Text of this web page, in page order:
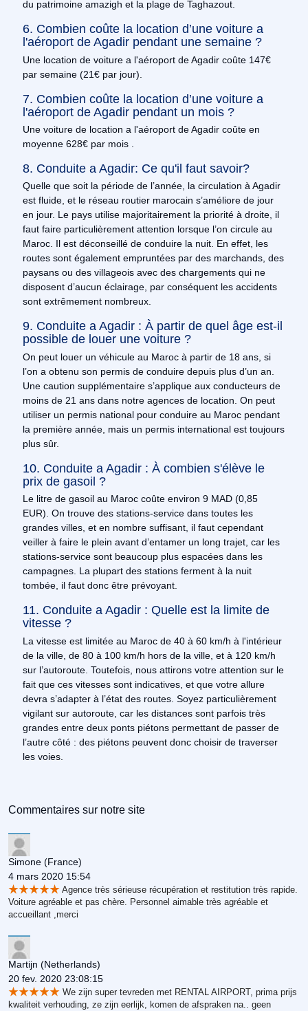
du patrimoine amazigh et la plage de Taghazout.
6. Combien coûte la location d’une voiture a
l'aéroport de Agadir pendant une semaine ?
Une location de voiture a l'aéroport de Agadir coûte 147€
par semaine (21€ par jour).
7. Combien coûte la location d’une voiture a
l'aéroport de Agadir pendant un mois ?
Une voiture de location a l'aéroport de Agadir coûte en
moyenne 628€ par mois .
8. Conduite a Agadir: Ce qu'il faut savoir?
Quelle que soit la période de l’année, la circulation à Agadir
est fluide, et le réseau routier marocain s’améliore de jour
en jour. Le pays utilise majoritairement la priorité à droite, il
faut faire particulièrement attention lorsque l’on circule au
Maroc. Il est déconseillé de conduire la nuit. En effet, les
routes sont également empruntées par des marchands, des
paysans ou des villageois avec des chargements qui ne
disposent d’aucun éclairage, par conséquent les accidents
sont extrêmement nombreux.
9. Conduite a Agadir : À partir de quel âge est-il
possible de louer une voiture ?
On peut louer un véhicule au Maroc à partir de 18 ans, si
l’on a obtenu son permis de conduire depuis plus d’un an.
Une caution supplémentaire s’applique aux conducteurs de
moins de 21 ans dans notre agences de location. On peut
utiliser un permis national pour conduire au Maroc pendant
la première année, mais un permis international est toujours
plus sûr.
10. Conduite a Agadir : À combien s'élève le
prix de gasoil ?
Le litre de gasoil au Maroc coûte environ 9 MAD (0,85
EUR). On trouve des stations-service dans toutes les
grandes villes, et en nombre suffisant, il faut cependant
veiller à faire le plein avant d’entamer un long trajet, car les
stations-service sont beaucoup plus espacées dans les
campagnes. La plupart des stations ferment à la nuit
tombée, il faut donc être prévoyant.
11. Conduite a Agadir : Quelle est la limite de
vitesse ?
La vitesse est limitée au Maroc de 40 à 60 km/h à l'intérieur
de la ville, de 80 à 100 km/h hors de la ville, et à 120 km/h
sur l’autoroute. Toutefois, nous attirons votre attention sur le
fait que ces vitesses sont indicatives, et que votre allure
devra s’adapter à l’état des routes. Soyez particulièrement
vigilant sur autoroute, car les distances sont parfois très
grandes entre deux ponts piétons permettant de passer de
l’autre côté : des piétons peuvent donc choisir de traverser
les voies.
Commentaires sur notre site
Simone (France)
4 mars 2020 15:54
Agence très sérieuse récupération et restitution très rapide.
Voiture agréable et pas chère. Personnel aimable très agréable et
accueillant ,merci
Martijn (Netherlands)
20 fev. 2020 23:08:15
We zijn super tevreden met RENTAL AIRPORT, prima prijs
kwaliteit verhouding, ze zijn eerlijk, komen de afspraken na.. geen